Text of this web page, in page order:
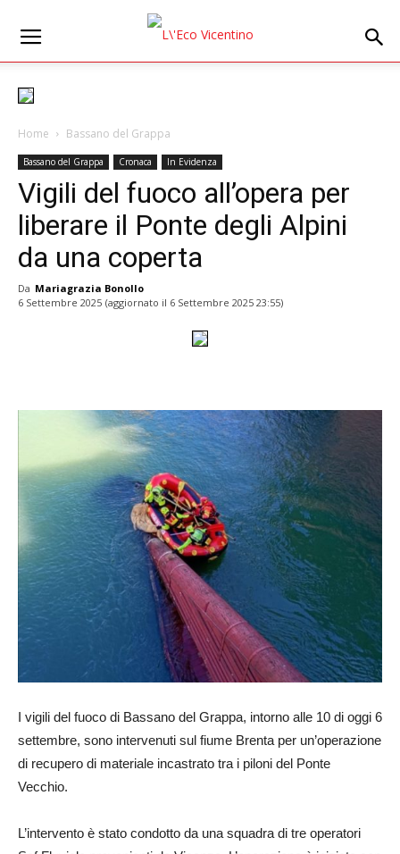
Home Bassano del Grappa
Bassano del Grappa Cronaca In Evidenza
Vigili del fuoco all’opera per
liberare il Ponte degli Alpini
da una coperta
Da Mariagrazia Bonollo
6 Settembre 2025 (aggiornato il 6 Settembre 2025 23:55)
I vigili del fuoco di Bassano del Grappa, intorno alle 10 di oggi 6
settembre, sono intervenuti sul fiume Brenta per un’operazione
di recupero di materiale incastrato tra i piloni del Ponte
Vecchio.
L’intervento è stato condotto da una squadra di tre operatori